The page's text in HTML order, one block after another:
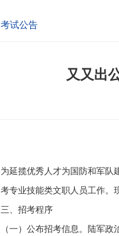
考试公告
又又出
为延揽优秀人才为国防和军队
考专业技能类文职人员工作。
三、招考程序
（一）公布招考信息。陆军